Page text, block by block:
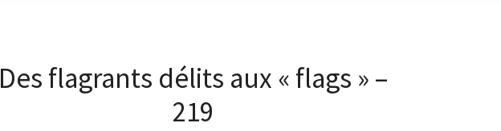
Des flagrants délits aux « flags » –
219